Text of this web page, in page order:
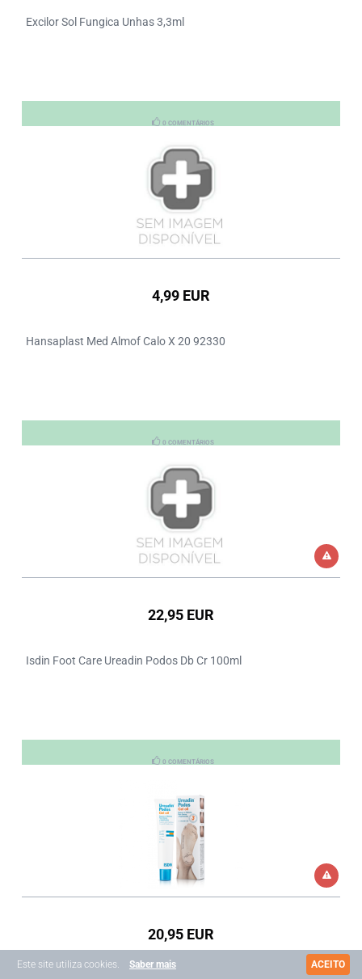
Este site utiliza cookies. Saber mais ACEITO
Excilor Sol Fungica Unhas 3,3ml
0 COMENTÁRIOS
4,99 EUR
Hansaplast Med Almof Calo X 20 92330
0 COMENTÁRIOS
22,95 EUR
Isdin Foot Care Ureadin Podos Db Cr 100ml
0 COMENTÁRIOS
20,95 EUR